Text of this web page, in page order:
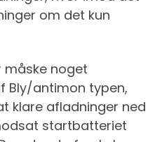
om det kun
noget
Bly/antimon typen,
klare afladninger ned
startbatteriet